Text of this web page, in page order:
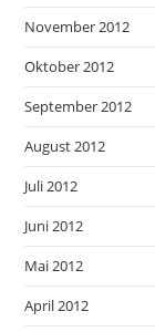
November 2012
Oktober 2012
September 2012
August 2012
Juli 2012
Juni 2012
Mai 2012
April 2012